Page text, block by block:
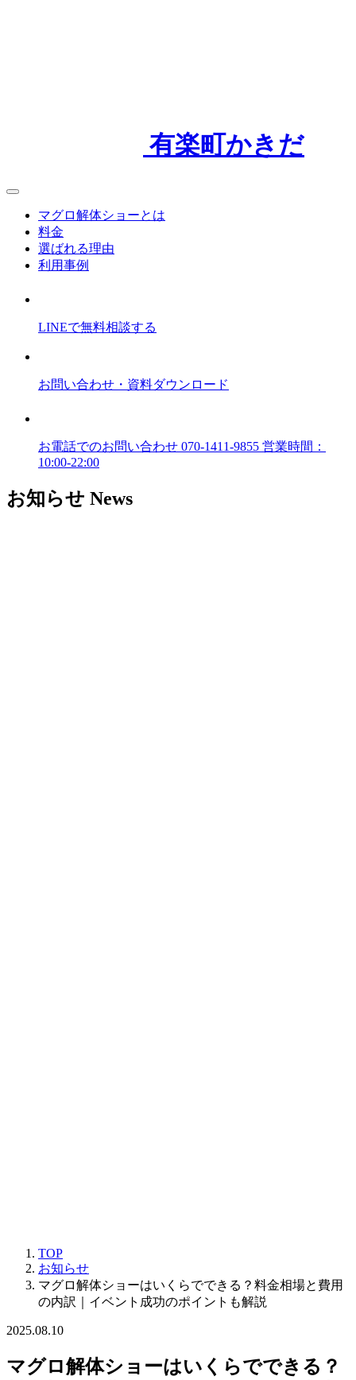
有楽町かきだ
マグロ解体ショーとは
料金
選ばれる理由
利用事例
LINEで無料相談する
お問い合わせ ・資料ダウンロード
お電話でのお問い合わせ 070-1411-9855 営業時間：
10:00-22:00
お知らせ News
TOP
お知らせ
マグロ解体ショーはいくらでできる？料金相場と費用
の内訳｜イベント成功のポイントも解説
2025.08.10
マグロ解体ショーはいくらでできる？